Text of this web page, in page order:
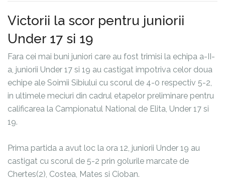
Victorii la scor pentru juniorii
Under 17 si 19
Fara cei mai buni juniori care au fost trimisi la echipa a-II-
a, juniorii Under 17 si 19 au castigat impotriva celor doua
echipe ale Soimii Sibiului cu scorul de 4-0 respectiv 5-2,
in ultimele meciuri din cadrul etapelor preliminare pentru
calificarea la Campionatul National de Elita, Under 17 si
19.
Prima partida a avut loc la ora 12, juniorii Under 19 au
castigat cu scorul de 5-2 prin golurile marcate de
Chertes(2), Costea, Mates si Cioban.